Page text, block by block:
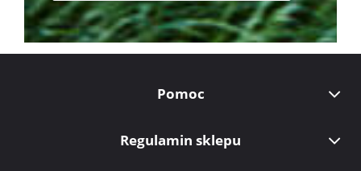
Pomoc
Regulamin sklepu